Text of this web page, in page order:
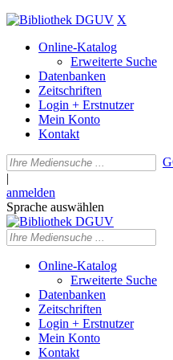
X
Online-Katalog
Erweiterte Suche
Datenbanken
Zeitschriften
Login + Erstnutzer
Mein Konto
Kontakt
|
anmelden
Sprache auswählen
Online-Katalog
Erweiterte Suche
Datenbanken
Zeitschriften
Login + Erstnutzer
Mein Konto
Kontakt